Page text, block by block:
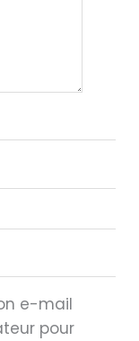
e-mail
pour